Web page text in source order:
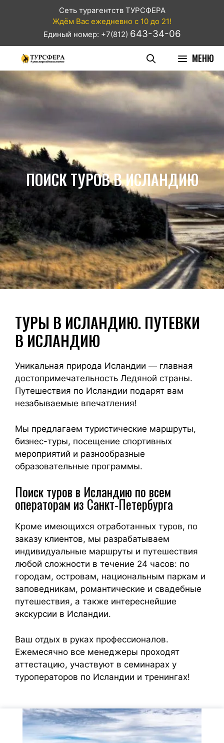
Сеть турагентств ТУРСФЕРА
Ждём Вас ежедневно с 10 до 21!
Единый номер: +7(812) 643-34-06
МЕНЮ
ПОИСК ТУРОВ В ИСЛАНДИЮ
ТУРЫ В ИСЛАНДИЮ. ПУТЕВКИ
В ИСЛАНДИЮ
Уникальная природа Исландии — главная
достопримечательность Ледяной страны.
Путешествия по Исландии подарят вам
незабываемые впечатления!
Мы предлагаем туристические маршруты,
бизнес-туры, посещение спортивных
мероприятий и разнообразные
образовательные программы.
Поиск туров в Исландию по всем
операторам из Санкт-Петербурга
Кроме имеющихся отработанных туров, по
заказу клиентов, мы разрабатываем
индивидуальные маршруты и путешествия
любой сложности в течение 24 часов: по
городам, островам, национальным паркам и
заповедникам, романтические и свадебные
путешествия, а также интереснейшие
экскурсии в Исландии.
Ваш отдых в руках профессионалов.
Ежемесячно все менеджеры проходят
аттестацию, участвуют в семинарах у
туроператоров по Исландии и тренингах!